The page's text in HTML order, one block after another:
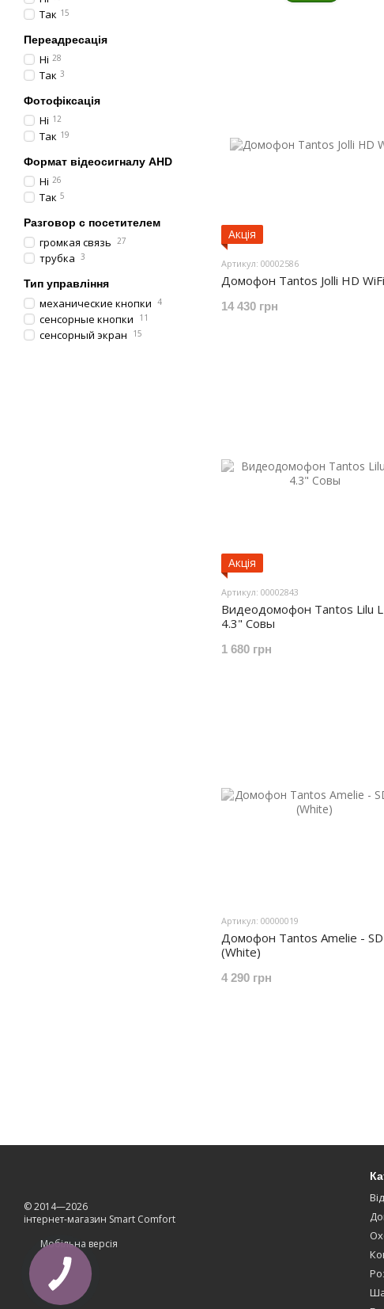
Акція
Артикул: 00002586
Домофон Tantos Jolli HD WiFi
14 430 грн
Акція
Артикул: 00002843
Видеодомофон Tantos Lilu
4.3" Совы
1 680 грн
Артикул: 00000019
Домофон Tantos Amelie -
(White)
4 290 грн
Так 15
Переадресація
Ні 28
Так 3
Фотофіксація
Ні 12
Так 19
Формат відеосигналу AHD
Ні 26
Так 5
Разговор с посетителем
громкая связь 27
трубка 3
Тип управління
механические кнопки 4
сенсорные кнопки 11
сенсорный экран 15
© 2014—2026
інтернет-магазин Smart Comfort
Мобільна версія